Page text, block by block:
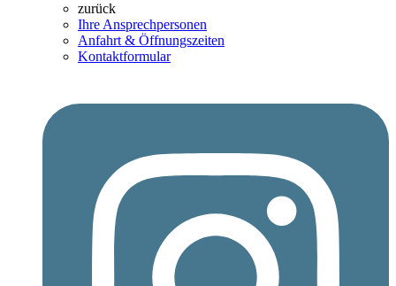
zurück
Ihre Ansprechpersonen
Anfahrt & Öffnungszeiten
Kontaktformular